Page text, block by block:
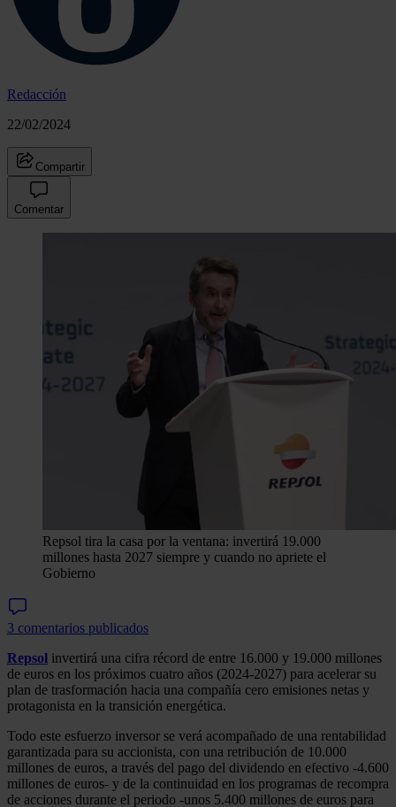
Redacción
22/02/2024
Compartir
Comentar
Repsol tira la casa por la ventana: invertirá 19.000
millones hasta 2027 siempre y cuando no apriete el
Gobierno
3 comentarios publicados
Repsol invertirá una cifra récord de entre 16.000 y 19.000 millones
de euros en los próximos cuatro años (2024-2027) para acelerar su
plan de trasformación hacia una compañía cero emisiones netas y
protagonista en la transición energética.
Todo este esfuerzo inversor se verá acompañado de una rentabilidad
garantizada para su accionista, con una retribución de 10.000
millones de euros, a través del pago del dividendo en efectivo -4.600
millones de euros- y de la continuidad en los programas de recompra
de acciones durante el periodo -unos 5.400 millones de euros para